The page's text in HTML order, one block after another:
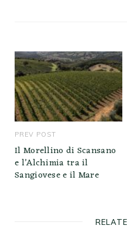
PREV POST
Il Morellino di Scansano
e l’Alchimia tra il
Sangiovese e il Mare